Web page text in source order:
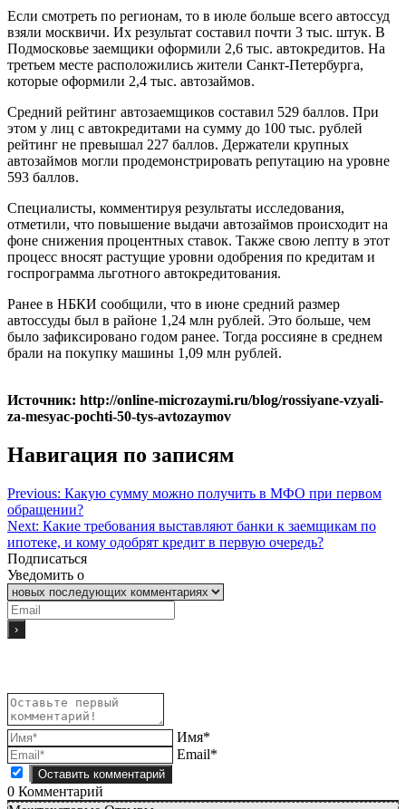
Если смотреть по регионам, то в июле больше всего автоссуд
взяли москвичи. Их результат составил почти 3 тыс. штук. В
Подмосковье заемщики оформили 2,6 тыс. автокредитов. На
третьем месте расположились жители Санкт-Петербурга,
которые оформили 2,4 тыс. автозаймов.
Средний рейтинг автозаемщиков составил 529 баллов. При
этом у лиц с автокредитами на сумму до 100 тыс. рублей
рейтинг не превышал 227 баллов. Держатели крупных
автозаймов могли продемонстрировать репутацию на уровне
593 баллов.
Специалисты, комментируя результаты исследования,
отметили, что повышение выдачи автозаймов происходит на
фоне снижения процентных ставок. Также свою лепту в этот
процесс вносят растущие уровни одобрения по кредитам и
госпрограмма льготного автокредитования.
Ранее в НБКИ сообщили, что в июне средний размер
автоссуды был в районе 1,24 млн рублей. Это больше, чем
было зафиксировано годом ранее. Тогда россияне в среднем
брали на покупку машины 1,09 млн рублей.
Источник: http://online-microzaymi.ru/blog/rossiyane-vzyali-
za-mesyac-pochti-50-tys-avtozaymov
Навигация по записям
Previous: Какую сумму можно получить в МФО при первом
обращении?
Next: Какие требования выставляют банки к заемщикам по
ипотеке, и кому одобрят кредит в первую очередь?
Подписаться
Уведомить о
Имя*
Email*
0 Комментарий